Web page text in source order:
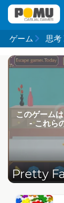
ゲーム 思考
このゲーム
- これら
Pretty